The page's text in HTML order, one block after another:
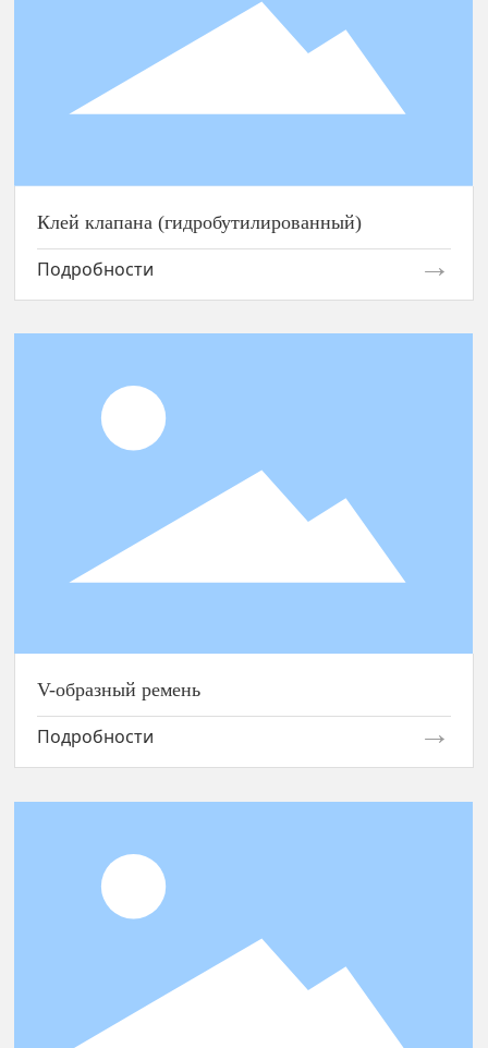
Клей клапана (гидробутилированный)
Клей клапана (гидробутилированный)
Подробности
V-образный ремень
V-образный ремень
Подробности
Подшипник шпинделя